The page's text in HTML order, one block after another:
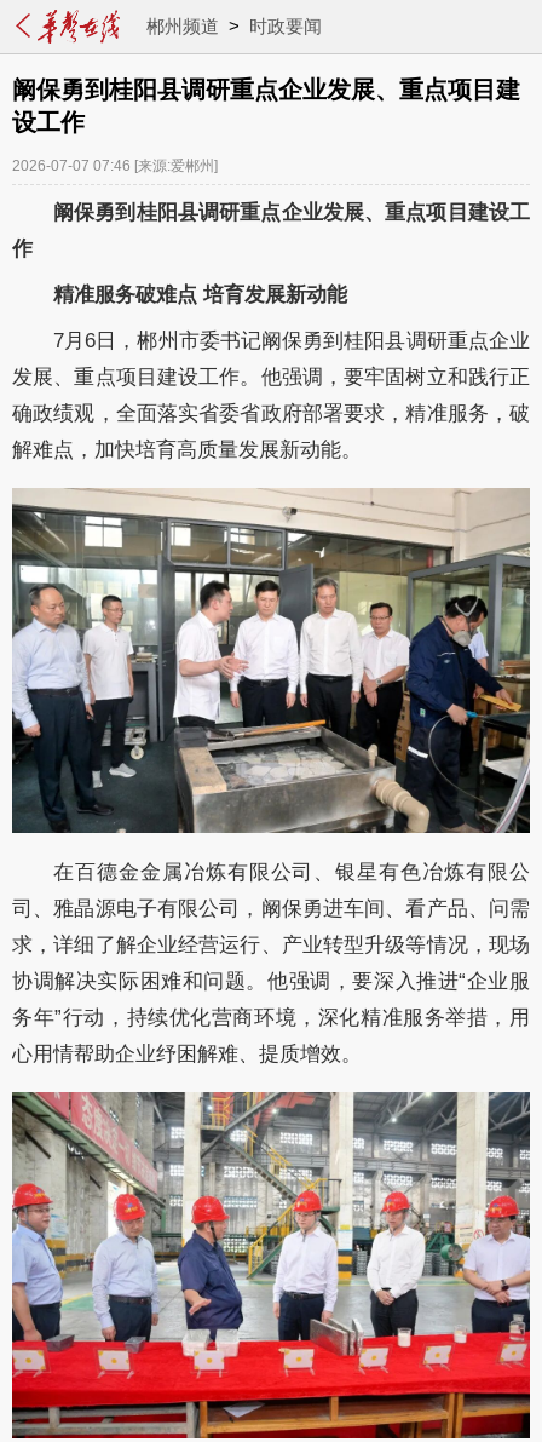
郴州频道 > 时政要闻
阚保勇到桂阳县调研重点企业发展、重点项目建
设工作
2026-07-07 07:46 [来源:爱郴州]
阚保勇到桂阳县调研重点企业发展、重点项目建设工
作
精准服务破难点 培育发展新动能
7月6日，郴州市委书记阚保勇到桂阳县调研重点企业
发展、重点项目建设工作。他强调，要牢固树立和践行正
确政绩观，全面落实省委省政府部署要求，精准服务，破
解难点，加快培育高质量发展新动能。
在百德金金属冶炼有限公司、银星有色冶炼有限公
司、雅晶源电子有限公司，阚保勇进车间、看产品、问需
求，详细了解企业经营运行、产业转型升级等情况，现场
协调解决实际困难和问题。他强调，要深入推进“企业服
务年”行动，持续优化营商环境，深化精准服务举措，用
心用情帮助企业纾困解难、提质增效。